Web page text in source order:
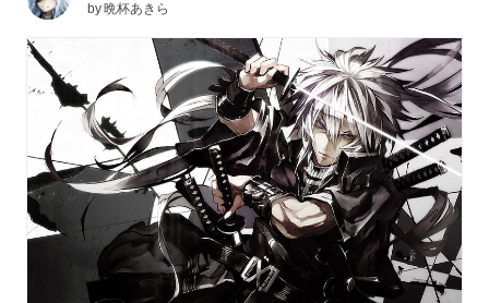
by晩杯あきら